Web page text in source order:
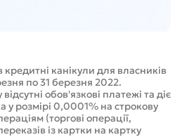
канікули для власників
по 31 березня 2022.
обов'язкові платежі та діє
у розмірі 0,0001% на строкову
(торгові операції,
із картки на картку